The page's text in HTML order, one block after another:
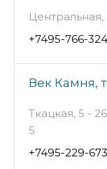
Центральная,
+7495-766-
Век Камня,
Ткацкая, 5 -
5
+7495-229-